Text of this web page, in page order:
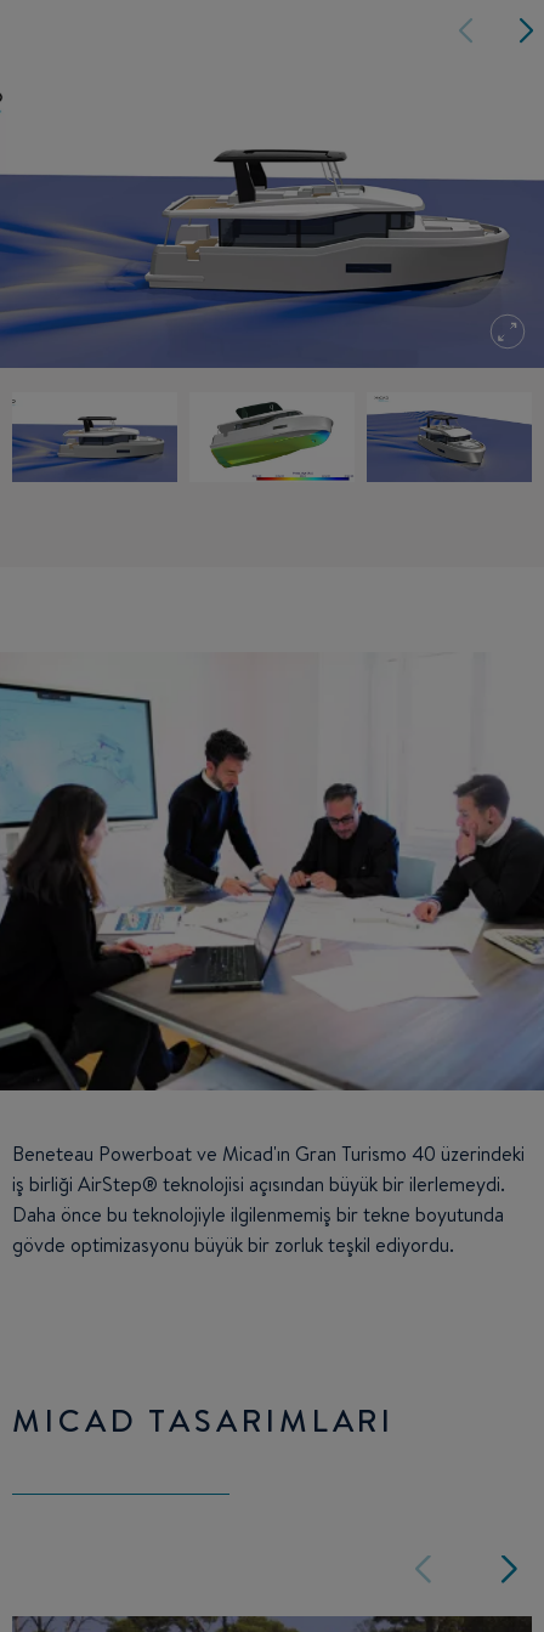
Beneteau Powerboat ve Micad'ın Gran Turismo 40 üzerindeki
iş birliği AirStep® teknolojisi açısından büyük bir ilerlemeydi.
Daha önce bu teknolojiyle ilgilenmemiş bir tekne boyutunda
gövde optimizasyonu büyük bir zorluk teşkil ediyordu.
MICAD TASARIMLARI